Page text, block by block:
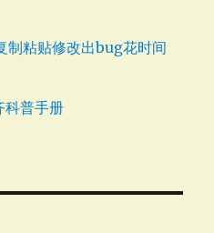
粘贴修改出bug花时间
科普手册